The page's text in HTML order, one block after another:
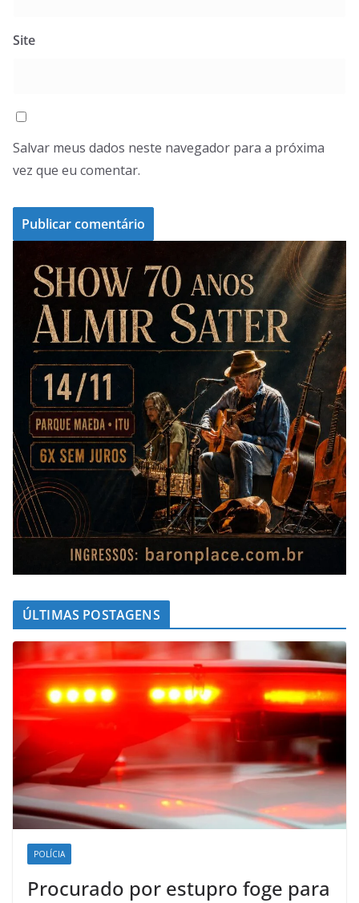
Site
Salvar meus dados neste navegador para a próxima
vez que eu comentar.
ÚLTIMAS POSTAGENS
POLÍCIA
Procurado por estupro foge para